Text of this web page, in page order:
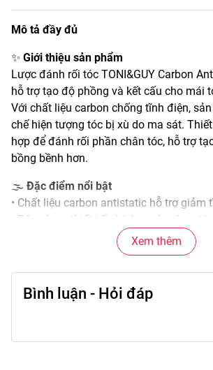
Mô tả đầy đủ
✨ Giới thiệu sản phẩm
Lược đánh rối tóc TONI&GUY Carbon
hỗ trợ tạo độ phồng và kết cấu cho mái
Với chất liệu carbon chống tĩnh điện,
chế hiện tượng tóc bị xù do ma sát.
hợp để đánh rối phần chân tóc, hỗ trợ
bồng bềnh hơn.
🌫️Đặc điểm nổi bật
• Chất liệu carbon antistatic hỗ trợ giảm
• Răng lược thiết kế phù hợp cho thao
• Trọng lượng nhẹ, cầm chắc tay khi sử
• Bề mặt hoàn thiện mịn, dễ vệ sinh sau
• Phù hợp dùng trong tạo kiểu tóc hằng
nghiệp.
Xem thêm
Bình luận - Hỏi đáp